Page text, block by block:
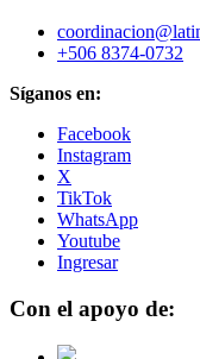
+506 8374-0732
Síganos en:
Facebook
Instagram
X
TikTok
WhatsApp
Youtube
Ingresar
Con el apoyo de: